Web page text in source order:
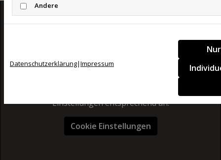
Aufgrund Ihrer Cookie-Einstellungen
kann dieses Modul nicht geladen werden.
Wenn Sie dieses Modul sehen möchten,
Einstellungen entsprechend an.
Cookie Einstellungen
Andere
Datenschutzerklärung|Impressum